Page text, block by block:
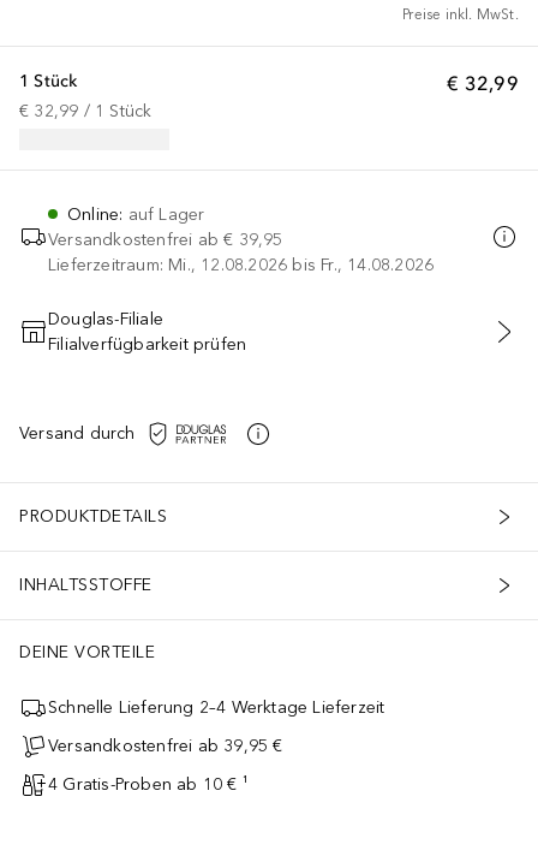
Preise inkl. MwSt.
€ 32,99
1 Stück
€ 32,99 / 1 Stück
Online: auf Lager
Versandkostenfrei ab € 39,95
Lieferzeitraum: Mi., 12.08.2026 bis Fr., 14.08.2026
IN DEN WARENKORB
Douglas-Filiale
Filialverfügbarkeit prüfen
Versand durch
PRODUKTDETAILS
INHALTSSTOFFE
DEINE VORTEILE
Schnelle Lieferung 2–4 Werktage Lieferzeit
Versandkostenfrei ab 39,95 €
4 Gratis-Proben ab 10 € ¹